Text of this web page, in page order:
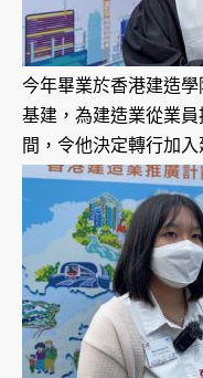
今年畢業於香港建造
基建，為建造業從業
間，令他決定轉行加入